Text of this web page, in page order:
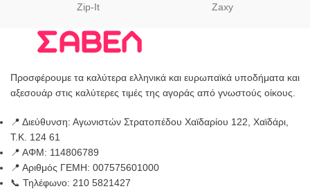
Zip-It Zaxy
Προσφέρουμε τα καλύτερα ελληνικά και ευρωπαϊκά υποδήματα και
αξεσουάρ στις καλύτερες τιμές της αγοράς από γνωστούς οίκους.
📍 Διεύθυνση: Αγωνιστών Στρατοπέδου Χαϊδαρίου 122, Χαϊδάρι,
Τ.Κ. 124 61
📍 ΑΦΜ: 114806789
📍 Αριθμός ΓΕΜΗ: 007575601000
📞 Τηλέφωνο: 210 5821427